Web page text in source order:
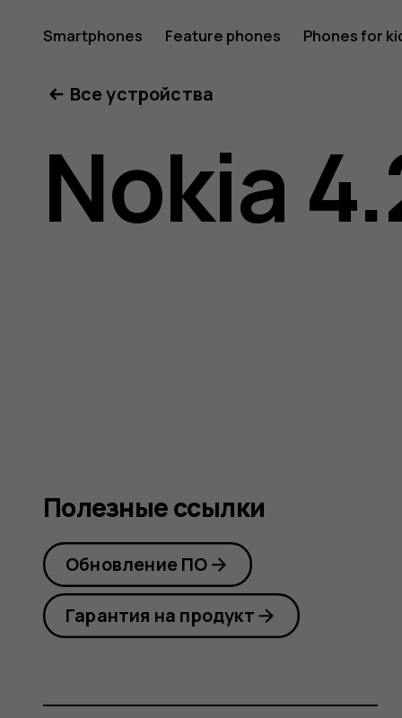
Nokia
4.2
user
Smartphones Feature phones Phones for
Все устройства
Nokia
Полезные ссылки
Обновление ПО
Гарантия на продукт